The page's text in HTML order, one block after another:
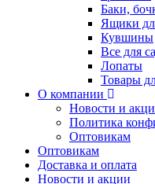
Баки,
Ящики
Кувшины
Все для
Лопаты
Товары
О компании
Новости и
Политика
Оптовикам
Оптовикам
Доставка и оплата
Новости и акции